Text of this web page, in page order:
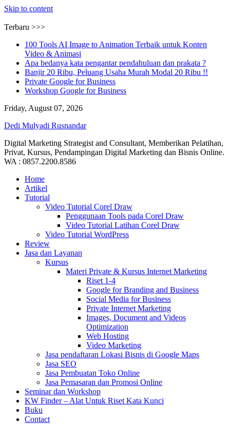
Skip to content
Terbaru >>>
100 Tools AI Image to Animation Terbaik untuk Konten
Video & Animasi
Apa bedanya kata pengantar pendahuluan dan prakata ?
Banjir 20 Ribu, Peluang Usaha Murah Modal 20 Ribu !!
Private Google for Business
Workshop Google for Business
Friday, August 07, 2026
Dedi Mulyadi Rusnandar
Digital Marketing Strategist and Consultant, Memberikan Pelatihan,
Privat, Kursus, Pendampingan Digital Marketing dan Bisnis Online.
WA : 0857.2200.8586
Home
Artikel
Tutorial
Video Tutorial Corel Draw
Penggunaan Tools pada Corel Draw
Video Tutorial Latihan Corel Draw
Video Tutorial WordPress
Review
Jasa dan Layanan
Kursus
Materi Private & Kursus Internet Marketing
Riset 1-4
Google for Branding and Business
Social Media for Business
Private Internet Marketing
Images, Document and Videos
Optimization
Web Hosting
Video Marketing
Jasa pendaftaran Lokasi Bisnis di Google Maps
Jasa SEO
Jasa Pembuatan Toko Online
Jasa Pemasaran dan Promosi Online
Seminar dan Workshop
KW Finder – Alat Untuk Riset Kata Kunci
Buku
Contact